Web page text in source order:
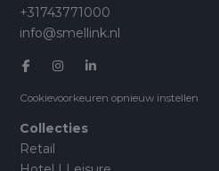
+31743771000
info@smellink.nl
Cookievoorkeuren opnieuw instellen
Collecties
Retail